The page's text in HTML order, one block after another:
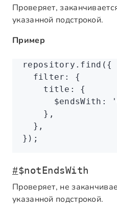
Проверяет,
указанной подстрокой.
Пример
repository .find ({
  filter
:
{
    title
:
{
      $endsWith
:
    }
,
  }
,
});
#$notEndsWith
Проверяет, не
указанной подстрокой.